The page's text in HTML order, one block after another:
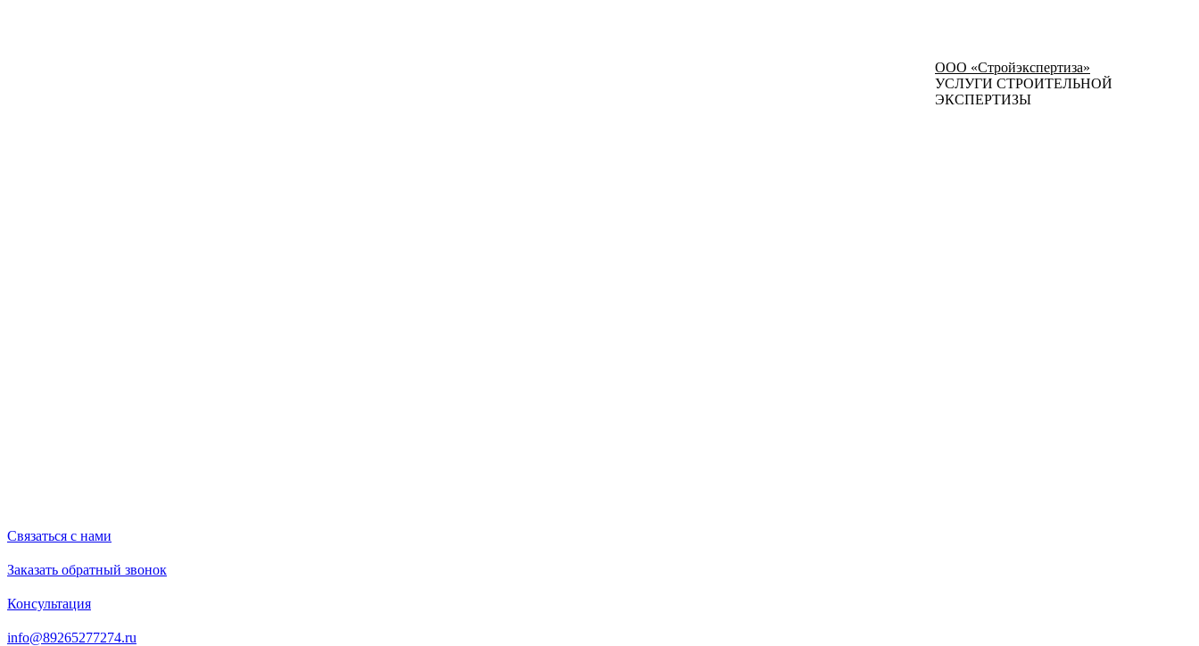
ООО «Стройэкспертиза»
УСЛУГИ СТРОИТЕЛЬНОЙ
ЭКСПЕРТИЗЫ
Связаться с нами
Заказать обратный звонок
Консультация
info@89265277274.ru